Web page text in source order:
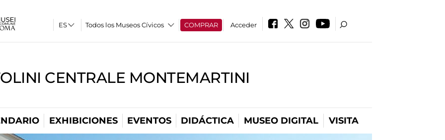
Todos los Museos Cívicos COMPRAR Acceder
CENTRALE MONTEMARTINI
EXHIBICIONES EVENTOS DIDÁCTICA MUSEO DIGITAL VISITA